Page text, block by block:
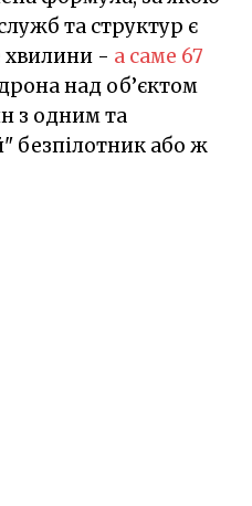
та структур є
хвилини - а саме 67
над об’єктом
з одним та
безпілотник або ж